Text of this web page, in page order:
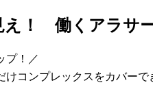
！ 働くアラサ
プ！／
けコンプレックスをカバー